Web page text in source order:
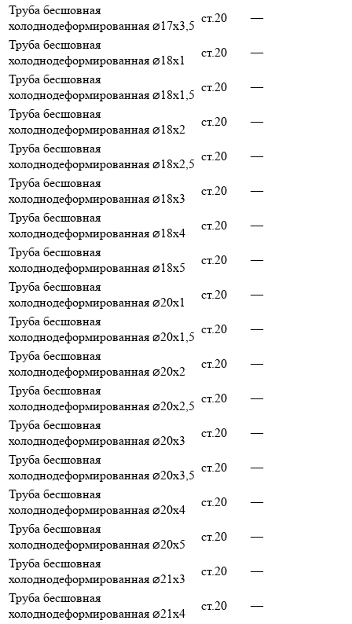
Труба бесшовная
холоднодеформированная ⌀17х3,5
ст.20
—
Труба бесшовная
холоднодеформированная ⌀18х1
ст.20
—
Труба бесшовная
холоднодеформированная ⌀18х1,5
ст.20
—
Труба бесшовная
холоднодеформированная ⌀18х2
ст.20
—
Труба бесшовная
холоднодеформированная ⌀18х2,5
ст.20
—
Труба бесшовная
холоднодеформированная ⌀18х3
ст.20
—
Труба бесшовная
холоднодеформированная ⌀18х4
ст.20
—
Труба бесшовная
холоднодеформированная ⌀18х5
ст.20
—
Труба бесшовная
холоднодеформированная ⌀20х1
ст.20
—
Труба бесшовная
холоднодеформированная ⌀20х1,5
ст.20
—
Труба бесшовная
холоднодеформированная ⌀20х2
ст.20
—
Труба бесшовная
холоднодеформированная ⌀20х2,5
ст.20
—
Труба бесшовная
холоднодеформированная ⌀20х3
ст.20
—
Труба бесшовная
холоднодеформированная ⌀20х3,5
ст.20
—
Труба бесшовная
холоднодеформированная ⌀20х4
ст.20
—
Труба бесшовная
холоднодеформированная ⌀20х5
ст.20
—
Труба бесшовная
холоднодеформированная ⌀21х3
ст.20
—
Труба бесшовная
холоднодеформированная ⌀21х4
ст.20
—